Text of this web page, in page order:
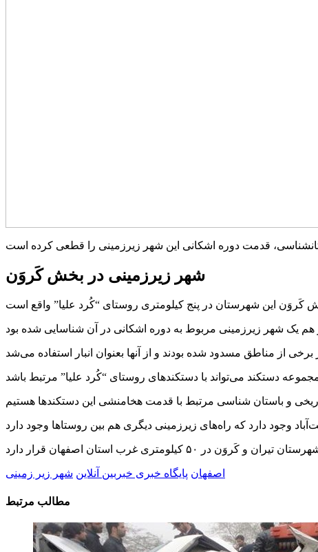
شهر زیرزمینی در بخش کَروَن
اصفهان پایگاه خبری خبربین آنلاین شهر زیر زمینی
مطالب مرتبط